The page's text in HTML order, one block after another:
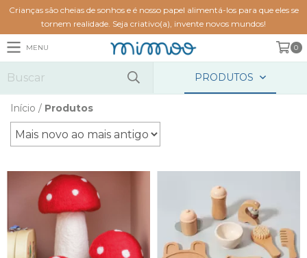
Crianças são cheias de sonhos e é nosso papel alimentá-los para que eles se
tornem realidade. Seja criativo(a), invente novos mundos!
MENU 0
PRODUTOS
Início / Produtos